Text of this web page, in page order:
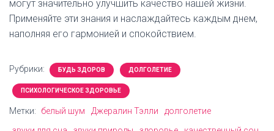
могут значительно улучшить качество нашей жизни.
Применяйте эти знания и наслаждайтесь каждым днем,
наполняя его гармонией и спокойствием.
Рубрики: БУДЬ ЗДОРОВ ДОЛГОЛЕТИЕ
ПСИХОЛОГИЧЕСКОЕ ЗДОРОВЬЕ
Метки: белый шум Джералин Тэлли
долголетие